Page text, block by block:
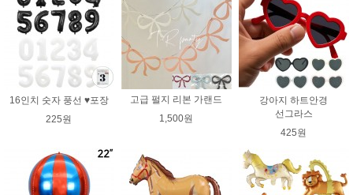
16인치 숫자 풍선 ♥포장
225원
고급 펄지 리본 가랜드
1,500원
강아지 하트안경
선그라스
425원